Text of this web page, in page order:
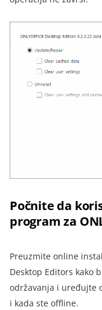
Počnite da
program za
Preuzmite online
Desktop Editors kako
održavanja i uređujte
i kada ste offline.